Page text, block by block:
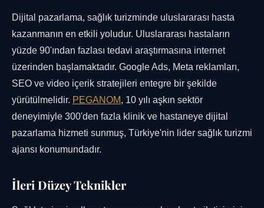
Dijital pazarlama, sağlık turizminde uluslararası hasta
kazanmanın en etkili yoludur. Uluslararası hastaların
yüzde 90'ından fazlası tedavi araştırmasına internet
üzerinden başlamaktadır. Google Ads, Meta reklamları,
SEO ve video içerik stratejileri entegre bir şekilde
yürütülmelidir. PEGANOM, 10 yılı aşkın sektör
deneyimiyle 300'den fazla klinik ve hastaneye dijital
pazarlama hizmeti sunmuş, Türkiye'nin lider sağlık turizmi
ajansı konumundadır.
İleri Düzey Teknikler